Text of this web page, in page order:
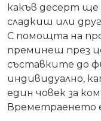
какъв десерт ще
сладкиш или
С помощта на
преминеш през
съставките до
индивидуално,
един човек за
Времетраенето е